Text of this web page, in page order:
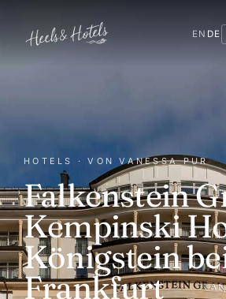
EN DE
HOTELS · VON VANESSA PUR
Falkenstein
Kempinski
Königstein
Frankfurt